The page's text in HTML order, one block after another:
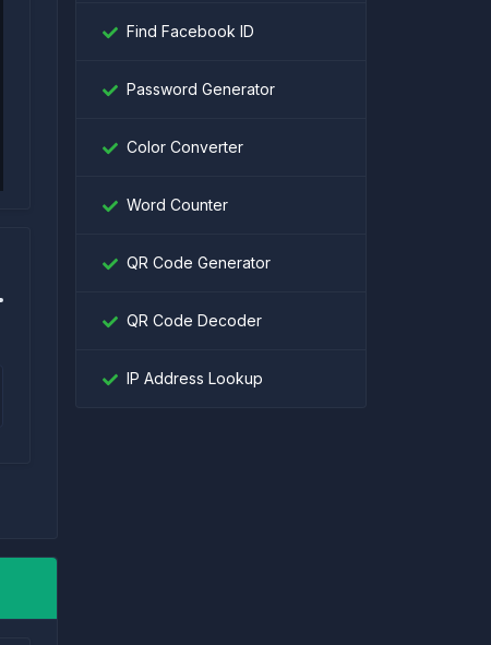
Find Facebook ID
Password Generator
Color Converter
Word Counter
QR Code Generator
QR Code Decoder
IP Address Lookup